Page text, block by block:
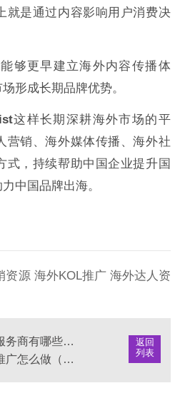
就是通过内容影响用户消费决
够更早建立海外内容传播体
形成长期品牌优势。
这样长期深耕海外市场的平
营销、海外媒体传播、海外社
式，持续帮助中国企业提升国
中国品牌出海。
资源 海外KOL推广 海外达人资
返回
列表
海外KOL推广服务商有哪些｜品牌出海如何选择靠谱达人营销公司
家具海外网红推广怎么做（家居品牌出海正在靠内容种草）